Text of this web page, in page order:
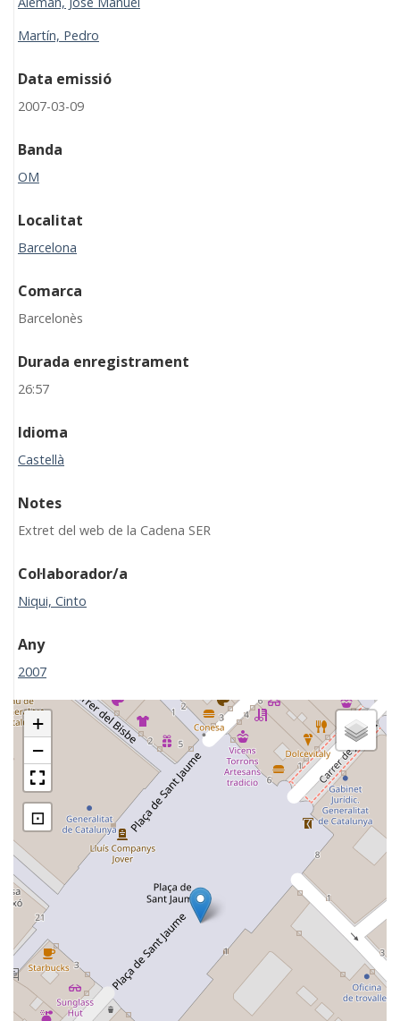
Martín, Pedro
Data emissió
2007-03-09
Banda
OM
Localitat
Barcelona
Comarca
Barcelonès
Durada enregistrament
26:57
Idioma
Castellà
Notes
Extret del web de la Cadena SER
Col·laborador/a
Niqui, Cinto
Any
2007
+
−
⊡